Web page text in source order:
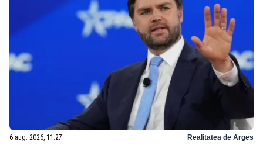
6 aug. 2026, 11:27 Realitatea de Arges